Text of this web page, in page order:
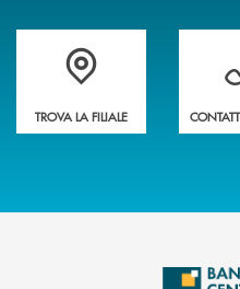
Accedi all' elenco completo delle
TROVA LA FILIALE
Vuoi